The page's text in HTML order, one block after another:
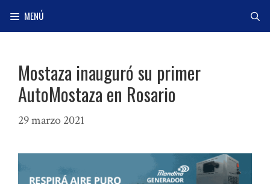
MENÚ
Mostaza inauguró su primer
AutoMostaza en Rosario
29 marzo 2021